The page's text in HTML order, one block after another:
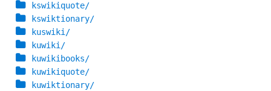
kswikiquote/
kswiktionary/
kuswiki/
kuwiki/
kuwikibooks/
kuwikiquote/
kuwiktionary/